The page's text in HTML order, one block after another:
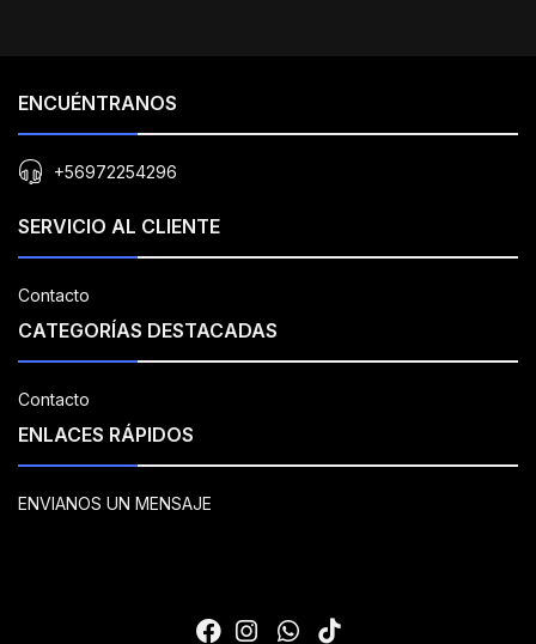
ENCUÉNTRANOS
+56972254296
SERVICIO AL CLIENTE
Contacto
CATEGORÍAS DESTACADAS
Contacto
ENLACES RÁPIDOS
ENVIANOS UN MENSAJE